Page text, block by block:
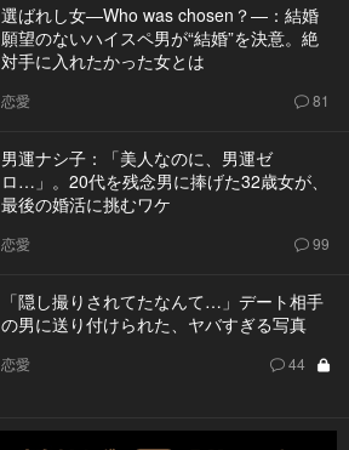
選ばれし女―Who was chosen？―：結婚
願望のないハイスペ男が“結婚”を決意。絶
対手に入れたかった女とは
恋愛 81
男運ナシ子：「美人なのに、男運ゼ
ロ…」。20代を残念男に捧げた32歳女が、
最後の婚活に挑むワケ
恋愛 99
「隠し撮りされてたなんて…」デート相手
の男に送り付けられた、ヤバすぎる写真
恋愛 44